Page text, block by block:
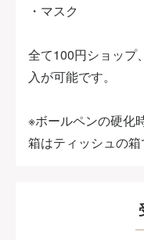
・マスク
全て100円ショップ
入が可能です。
※ボールペンの硬化
箱はティッシュの箱